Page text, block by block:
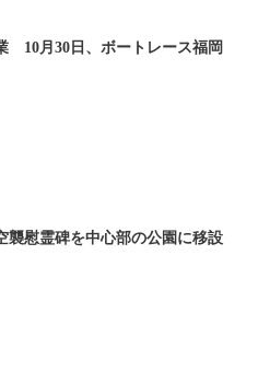
10月30日、ボートレース福岡
慰霊碑を中心部の公園に移設